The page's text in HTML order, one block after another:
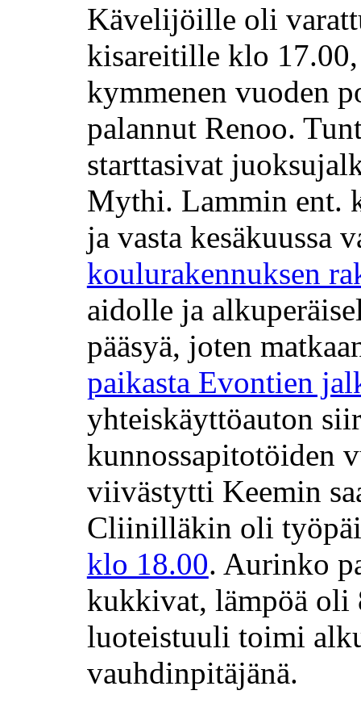
Kävelijöille oli
kisareitille klo
kymmenen vuoden
palannut Renoo.
starttasivat
Mythi. Lammin ent.
ja vasta kesäkuussa
koulurakennuksen
aidolle ja
pääsyä, joten
paikasta Evontien
yhteiskäyttöauton
kunnossapitotöiden
viivästytti Keemin
Cliinilläkin oli
klo 18.00. Aurinko
kukkivat, lämpöä oli
luoteistuuli toimi
vauhdinpitäjänä.